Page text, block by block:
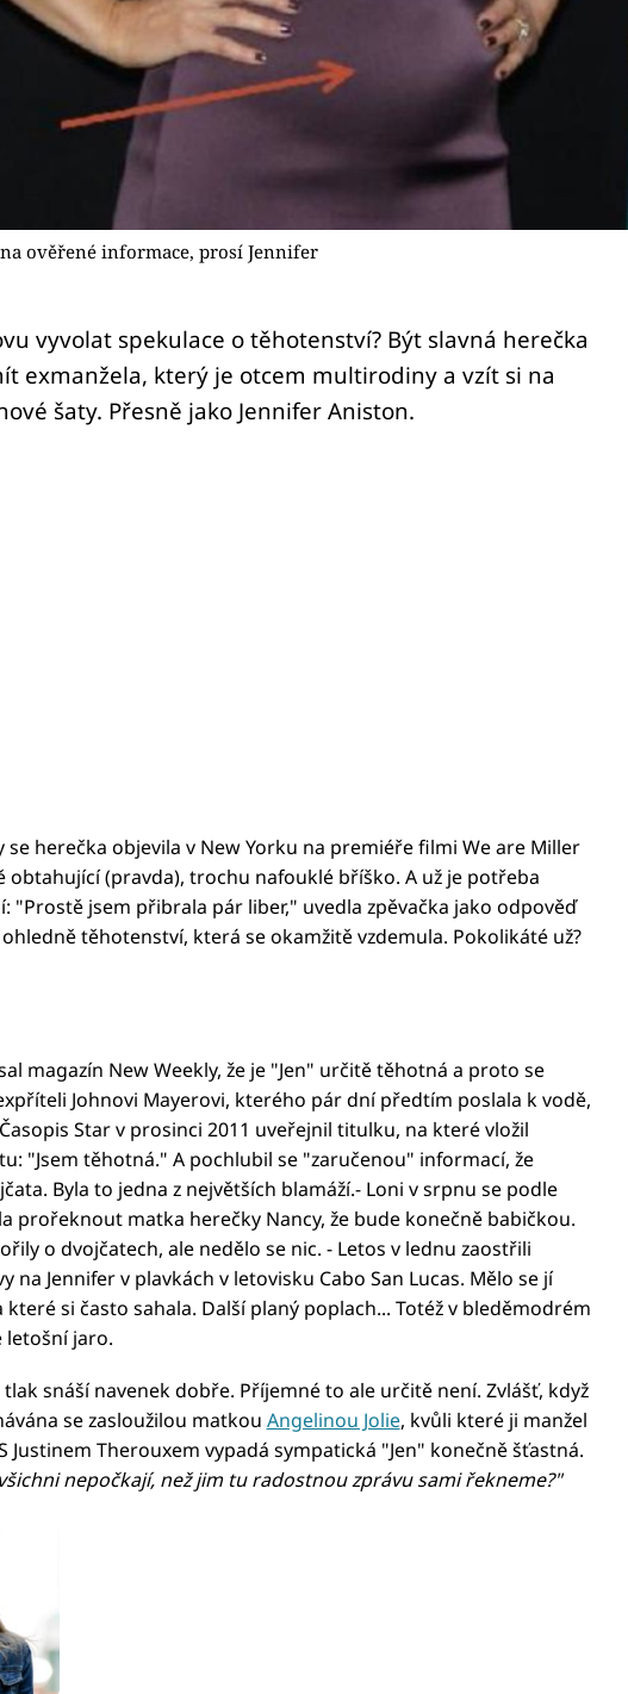
ověřené informace, prosí Jennifer
vyvolat spekulace o těhotenství? Být slavná herečka
exmanžela, který je otcem multirodiny a vzít si na
šaty. Přesně jako Jennifer Aniston.
se herečka objevila v New Yorku na premiéře filmi We are Miller
obtahující (pravda), trochu nafouklé bříško. A už je potřeba
"Prostě jsem přibrala pár liber," uvedla zpěvačka jako odpověď
těhotenství, která se okamžitě vzdemula. Pokolikáté už?
magazín New Weekly, že je "Jen" určitě těhotná a proto se
Johnovi Mayerovi, kterého pár dní předtím poslala k vodě,
Star v prosinci 2011 uveřejnil titulku, na které vložil
"Jsem těhotná." A pochlubil se "zaručenou" informací, že
Byla to jedna z největších blamáží.- Loni v srpnu se podle
prořeknout matka herečky Nancy, že bude konečně babičkou.
o dvojčatech, ale nedělo se nic. - Letos v lednu zaostřili
na Jennifer v plavkách v letovisku Cabo San Lucas. Mělo se jí
si často sahala. Další planý poplach... Totéž v bleděmodrém
letošní jaro.
snáší navenek dobře. Příjemné to ale určitě není. Zvlášť, když
se zasloužilou matkou Angelinou Jolie, kvůli které ji manžel
Justinem Therouxem vypadá sympatická "Jen" konečně šťastná.
nepočkají, než jim tu radostnou zprávu sami řekneme?"